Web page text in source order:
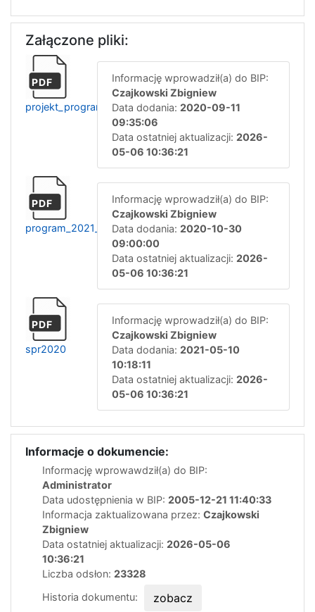
Załączone pliki:
PDF
projekt_programu_2021
Informację wprowadził(a) do BIP:
Czajkowski Zbigniew
Data dodania: 2020-09-11
09:35:06
Data ostatniej aktualizacji: 2026-
05-06 10:36:21
PDF
program_2021_zatwierdzony
Informację wprowadził(a) do BIP:
Czajkowski Zbigniew
Data dodania: 2020-10-30
09:00:00
Data ostatniej aktualizacji: 2026-
05-06 10:36:21
PDF
spr2020
Informację wprowadził(a) do BIP:
Czajkowski Zbigniew
Data dodania: 2021-05-10
10:18:11
Data ostatniej aktualizacji: 2026-
05-06 10:36:21
Informacje o dokumencie:
Informację wprowawdził(a) do BIP:
Administrator
Data udostępnienia w BIP: 2005-12-21 11:40:33
Informacja zaktualizowana przez: Czajkowski
Zbigniew
Data ostatniej aktualizacji: 2026-05-06
10:36:21
Liczba odsłon: 23328
Historia dokumentu:
zobacz